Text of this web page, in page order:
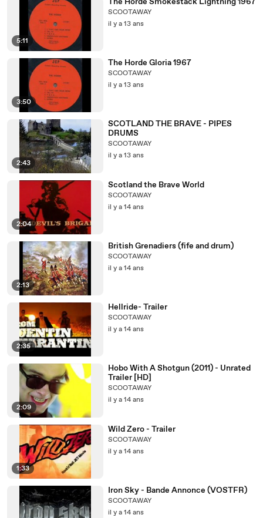
5:11
SCOOTAWAY
il y a 13 ans
3:50
The Horde Gloria 1967
SCOOTAWAY
il y a 13 ans
2:43
SCOTLAND THE BRAVE - PIPES
DRUMS
SCOOTAWAY
il y a 13 ans
2:04
Scotland the Brave World
SCOOTAWAY
il y a 14 ans
2:13
British Grenadiers (fife and drum)
SCOOTAWAY
il y a 14 ans
2:35
Hellride- Trailer
SCOOTAWAY
il y a 14 ans
2:09
Hobo With A Shotgun (2011) - Unrated
Trailer [HD]
SCOOTAWAY
il y a 14 ans
1:33
Wild Zero - Trailer
SCOOTAWAY
il y a 14 ans
Iron Sky - Bande Annonce (VOSTFR)
SCOOTAWAY
il y a 14 ans